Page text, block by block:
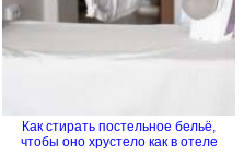
Как стирать постельное бельё,
чтобы оно хрустело как в отеле